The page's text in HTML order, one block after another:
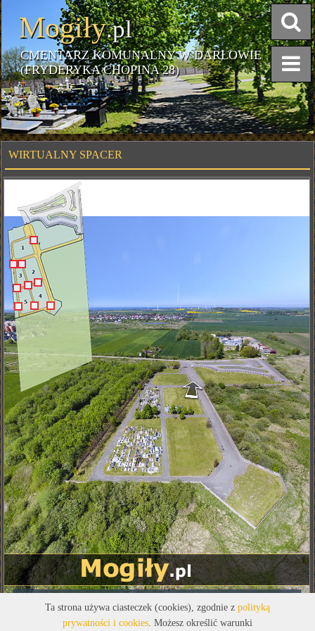
Mogiły.pl
CMENTARZ KOMUNALNY W DARŁOWIE
(FRYDERYKA CHOPINA 28)
WIRTUALNY SPACER
Ta strona używa ciasteczek (cookies), zgodnie z polityką
prywatności i cookies. Możesz określić warunki